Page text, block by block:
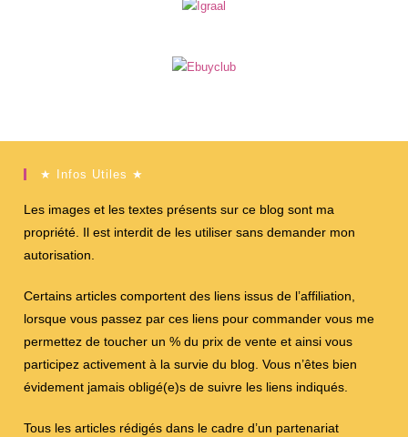
★ Infos Utiles ★
Les images et les textes présents sur ce blog sont ma
propriété. Il est interdit de les utiliser sans demander mon
autorisation.
Certains articles comportent des liens issus de l’affiliation,
lorsque vous passez par ces liens pour commander vous me
permettez de toucher un % du prix de vente et ainsi vous
participez activement à la survie du blog. Vous n’êtes bien
évidement jamais obligé(e)s de suivre les liens indiqués.
Tous les articles rédigés dans le cadre d’un partenariat